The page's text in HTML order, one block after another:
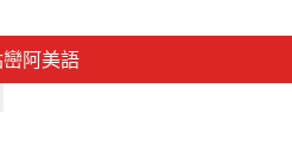
阿美語